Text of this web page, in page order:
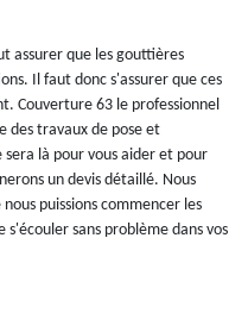
assurer que les gouttières
Il faut donc s'assurer que ces
Couverture 63 le professionnel
des travaux de pose et
là pour vous aider et pour
un devis détaillé. Nous
puissions commencer les
sans problème dans vos